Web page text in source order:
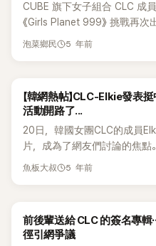
表示因為現在風格實在是不
CUBE會讓LIGHTSUM嘗試不
認為有眞們受到了不公平的對
時，她在 KARA 歌曲中跳舞，
選擇。」 對於Mnet的老套路
第5名的佳恩被不公平地淘汰
CUBE 旗下女子組合 CLC 成
《Girls Planet 999》 挑戰再
目光。預計8月首播的 《Girls
累積多年舞台經驗，雖然個子
當高的人氣。 《Girls Planet
個月後選出99位最終合格者參
什麼樣的表現讓粉絲們感到相
泡菜鄉民 5 年前
【韓網熱帖】CLC-Elkie發表
活動開路了...
20日，韓國女團CLC的成員
片，成為了網友們討論的焦點
Instagram中上傳了一張寫着「
紛轉發「致敬邊防軍人」、「祖
章。不過，出身於香港的Elkie
魚板大叔 5 年前
前後輩送給 CLC 的簽名專
徑引網爭議